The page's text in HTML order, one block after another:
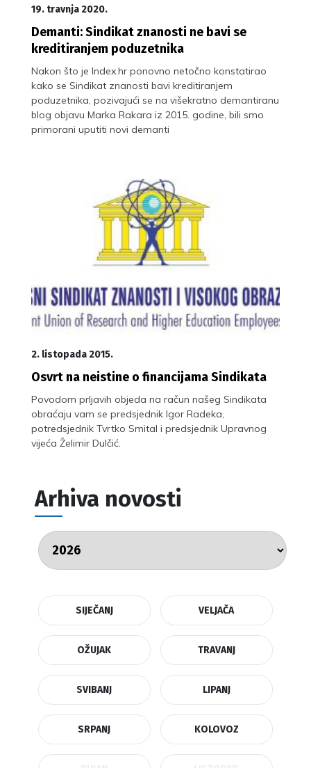
19. travnja 2020.
Demanti: Sindikat znanosti ne bavi se
kreditiranjem poduzetnika
Nakon što je Index.hr ponovno netočno konstatirao
kako se Sindikat znanosti bavi kreditiranjem
poduzetnika, pozivajući se na višekratno demantiranu
blog objavu Marka Rakara iz 2015. godine, bili smo
primorani uputiti novi demanti
2. listopada 2015.
Osvrt na neistine o financijama Sindikata
Povodom prljavih objeda na račun našeg Sindikata
obraćaju vam se predsjednik Igor Radeka,
potredsjednik Tvrtko Smital i predsjednik Upravnog
vijeća Želimir Dulčić.
Arhiva novosti
SIJEČANJ VELJAČA
OŽUJAK TRAVANJ
SVIBANJ LIPANJ
SRPANJ KOLOVOZ